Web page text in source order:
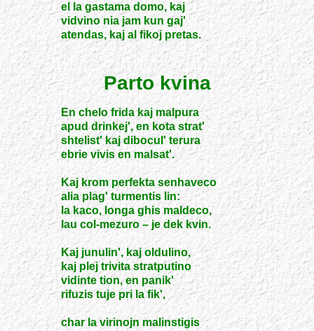
el la gastama domo, kaj
vidvino nia jam kun gaj'
atendas, kaj al fikoj pretas.
Parto kvina
En chelo frida kaj malpura
apud drinkej', en kota strat'
shtelist' kaj dibocul' terura
ebrie vivis en malsat'.
Kaj krom perfekta senhaveco
alia plag' turmentis lin:
la kaco, longa ghis maldeco,
lau col-mezuro – je dek kvin.
Kaj junulin', kaj oldulino,
kaj plej trivita stratputino
vidinte tion, en panik'
rifuzis tuje pri la fik',
char la virinojn malinstigis